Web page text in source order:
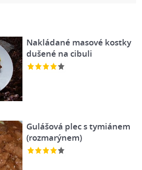
Nakládané masové kostky
dušené na cibuli
Gulášová plec s tymiánem
(rozmarýnem)